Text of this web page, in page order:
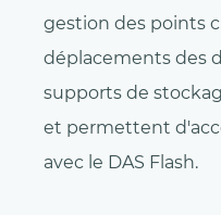
gestion des points
déplacements des
supports de
et permettent
avec le DAS Flash.